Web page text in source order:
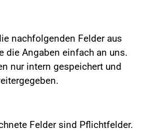
nachfolgenden Felder aus
die Angaben einfach an uns.
nur intern gespeichert und
Felder sind Pflichtfelder.